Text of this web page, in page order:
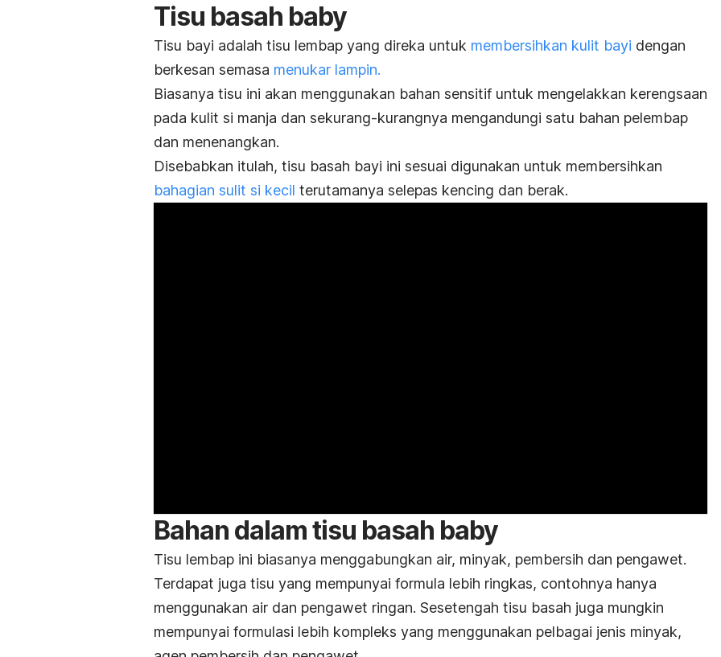
Tisu basah baby
Tisu bayi adalah tisu lembap yang direka untuk membersihkan kulit bayi dengan
berkesan semasa menukar lampin.
Biasanya tisu ini akan menggunakan bahan sensitif untuk mengelakkan kerengsaan
pada kulit si manja dan sekurang-kurangnya mengandungi satu bahan pelembap
dan menenangkan.
Disebabkan itulah, tisu basah bayi ini sesuai digunakan untuk membersihkan
bahagian sulit si kecil terutamanya selepas kencing dan berak.
Bahan dalam tisu basah baby
Tisu lembap ini biasanya menggabungkan air, minyak, pembersih dan pengawet.
Terdapat juga tisu yang mempunyai formula lebih ringkas, contohnya hanya
menggunakan air dan pengawet ringan. Sesetengah tisu basah juga mungkin
mempunyai formulasi lebih kompleks yang menggunakan pelbagai jenis minyak,